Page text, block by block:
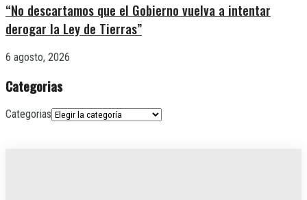
“No descartamos que el Gobierno vuelva a intentar
derogar la Ley de Tierras”
6 agosto, 2026
Categorias
Categorias